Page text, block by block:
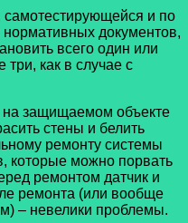
самотестирующейся и по
документов,
всего один или
как в случае с
на защищаемом объекте
стены и белить
ремонту системы
которые можно порвать
ремонтом датчик и
ремонта (или вообще
– невелики проблемы.